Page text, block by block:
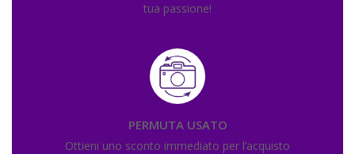
tua passione!
PERMUTA USATO
Ottieni uno sconto immediato per l’acquisto